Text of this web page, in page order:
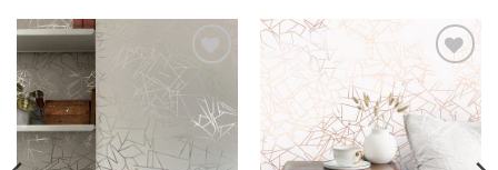
à la liste
de
souhaits
Ajouter
à la liste
de
souhaits